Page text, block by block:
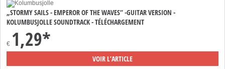
„STORMY SAILS - EMPEROR OF THE WAVES“ -GUITAR VERSION -
KOLUMBUSJOLLE SOUNDTRACK - TÉLÉCHARGEMENT
€ 1,29*
VOIR L’ARTICLE